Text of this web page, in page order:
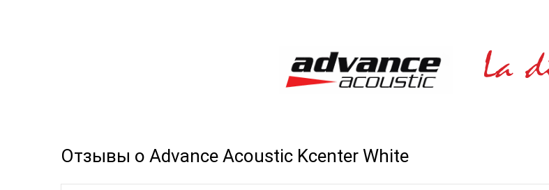
Отзывы о Advance Acoustic Kcenter White